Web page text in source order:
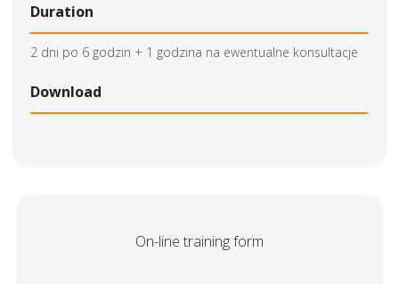
Duration
2 dni po 6 godzin + 1 godzina na ewentualne konsultacje
Download
On-line training form